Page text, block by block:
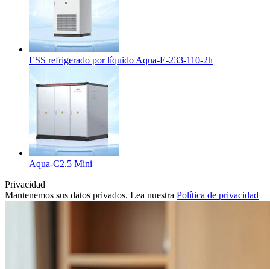
ESS refrigerado por líquido Aqua-E-233-110-2h
Aqua-C2.5 Mini
Privacidad
Mantenemos sus datos privados. Lea nuestra Política de privacidad